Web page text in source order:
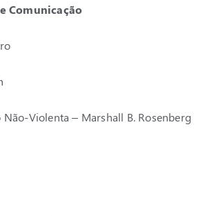
Comunicação
Não-Violenta – Marshall B. Rosenberg